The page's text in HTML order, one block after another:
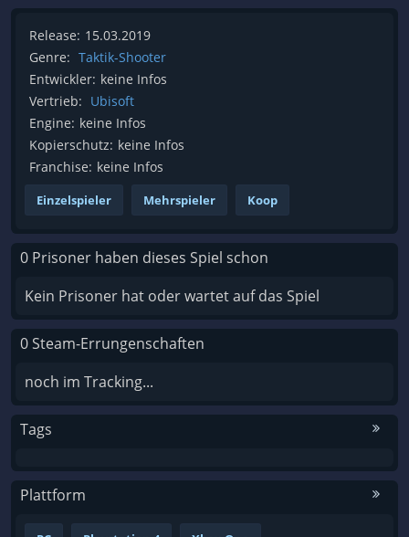
Release: 15.03.2019
Genre: Taktik-Shooter
Entwickler: keine Infos
Vertrieb: Ubisoft
Engine: keine Infos
Kopierschutz: keine Infos
Franchise: keine Infos
Einzelspieler Mehrspieler Koop
0 Prisoner haben dieses Spiel schon
Kein Prisoner hat oder wartet auf das Spiel
0 Steam-Errungenschaften
noch im Tracking...
Tags
Plattform